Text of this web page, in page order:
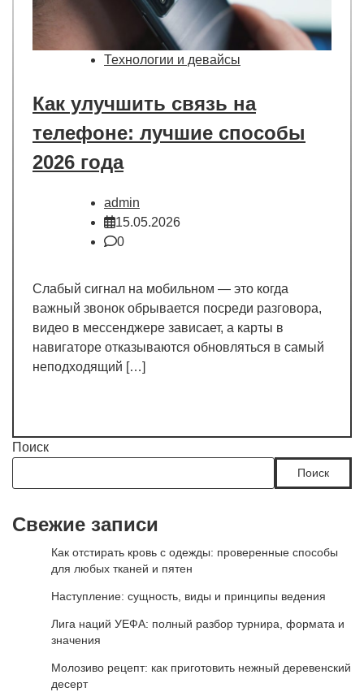
Технологии и девайсы
Как улучшить связь на
телефоне: лучшие способы
2026 года
admin
15.05.2026
0
Слабый сигнал на мобильном — это когда
важный звонок обрывается посреди разговора,
видео в мессенджере зависает, а карты в
навигаторе отказываются обновляться в самый
неподходящий […]
Поиск
Поиск
Свежие записи
Как отстирать кровь с одежды: проверенные способы
для любых тканей и пятен
Наступление: сущность, виды и принципы ведения
Лига наций УЕФА: полный разбор турнира, формата и
значения
Молозиво рецепт: как приготовить нежный деревенский
десерт